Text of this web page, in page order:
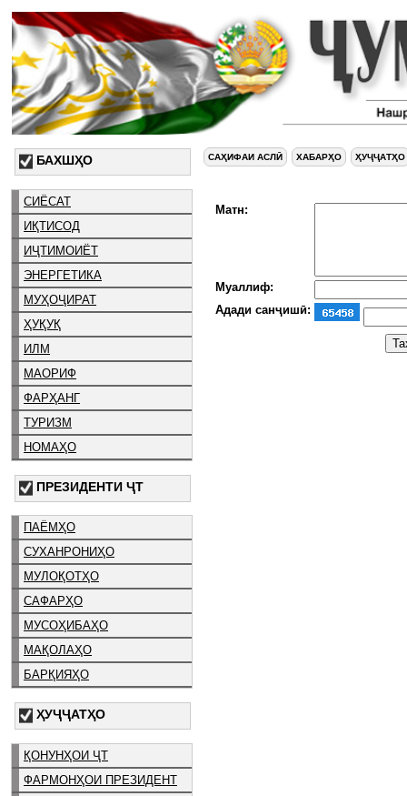
БАХШҲО
СИЁСАТ
ИҚТИСОД
ИҶТИМОИЁТ
ЭНЕРГЕТИКА
МУҲОҶИРАТ
ҲУҚУҚ
ИЛМ
МАОРИФ
ФАРҲАНГ
ТУРИЗМ
НОМАҲО
ПРЕЗИДЕНТИ ҶТ
ПАЁМҲО
СУХАНРОНИҲО
МУЛОҚОТҲО
САФАРҲО
МУСОҲИБАҲО
МАҚОЛАҲО
БАРҚИЯҲО
ҲУҶҶАТҲО
ҚОНУНҲОИ ҶТ
ФАРМОНҲОИ ПРЕЗИДЕНТ
САҲИФАИ АСЛӢ ХАБАРҲО ҲУҶҶАТҲО
Матн:
Муаллиф:
Адади санҷишӣ: